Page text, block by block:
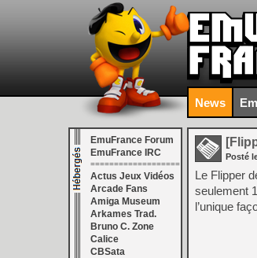
News
EmuFrance Forum
EmuFrance IRC
===================
Actus Jeux Vidéos
Arcade Fans
Amiga Museum
Arkames Trad.
Bruno C. Zone
Calice
CBSata
Posté
Le Flipper
seulement
l’unique